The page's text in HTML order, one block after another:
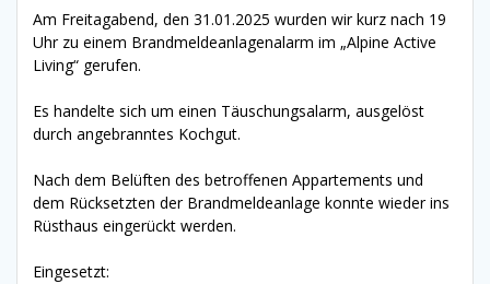
Am Freitagabend, den 31.01.2025 wurden wir kurz nach 19
Uhr zu einem Brandmeldeanlagenalarm im „Alpine Active
Living“ gerufen.
Es handelte sich um einen Täuschungsalarm, ausgelöst
durch angebranntes Kochgut.
Nach dem Belüften des betroffenen Appartements und
dem Rücksetzten der Brandmeldeanlage konnte wieder ins
Rüsthaus eingerückt werden.
Eingesetzt: